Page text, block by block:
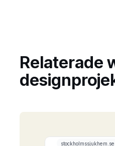
Relaterade